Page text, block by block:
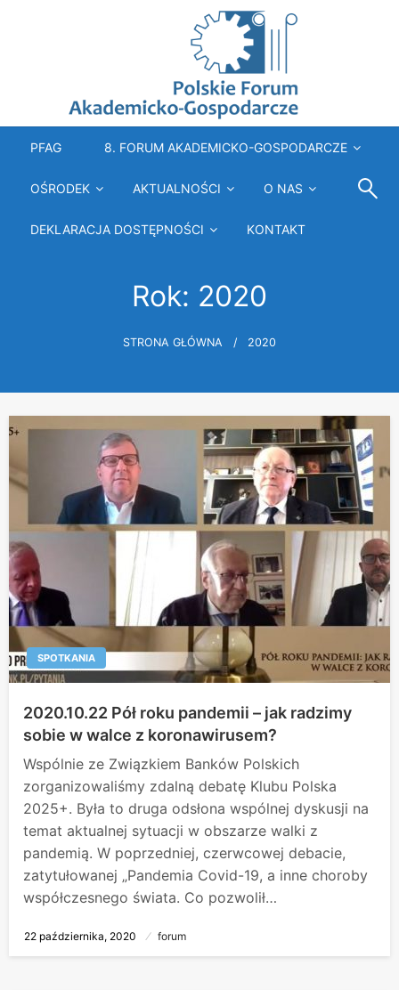
Polskie Forum Akademicko-Gospodarcze
PFAG 8. FORUM AKADEMICKO-GOSPODARCZE
OŚRODEK AKTUALNOŚCI O NAS
DEKLARACJA DOSTĘPNOŚCI KONTAKT
Rok: 2020
STRONA GŁÓWNA 2020
SPOTKANIA
2020.10.22 Pół roku pandemii – jak radzimy
sobie w walce z koronawirusem?
Wspólnie ze Związkiem Banków Polskich
zorganizowaliśmy zdalną debatę Klubu Polska
2025+. Była to druga odsłona wspólnej dyskusji na
temat aktualnej sytuacji w obszarze walki z
pandemią. W poprzedniej, czerwcowej debacie,
zatytułowanej „Pandemia Covid-19, a inne choroby
współczesnego świata. Co pozwolił…
Opublikowane
22 października, 2020 forum